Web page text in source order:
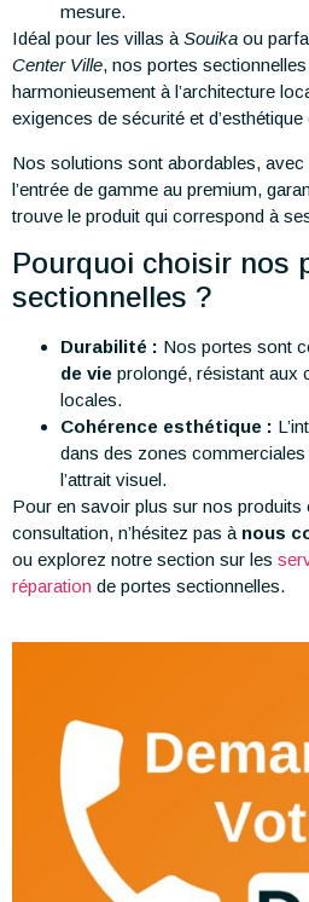
mesure.
Idéal pour les villas à Souika ou
Center Ville, nos portes sectionnelles
harmonieusement à l’architecture
exigences de sécurité et
Nos solutions sont abordables,
l’entrée de gamme au premium,
trouve le produit qui correspond à
Pourquoi choisir nos
sectionnelles ?
Durabilité : Nos portes sont
de vie prolongé, résistant aux
locales.
Cohérence esthétique :
dans des zones
l’attrait visuel.
Pour en savoir plus sur nos produits
consultation, n’hésitez pas à nous
ou explorez notre section sur les
réparation de portes sectionnelles.